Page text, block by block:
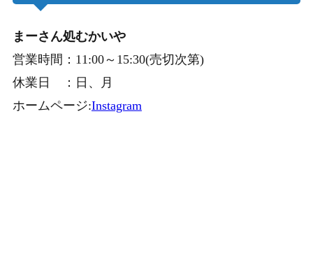
まーさん処むかいや
営業時間：11:00～15:30(売切次第)
休業日 ：日、月
ホームページ:Instagram